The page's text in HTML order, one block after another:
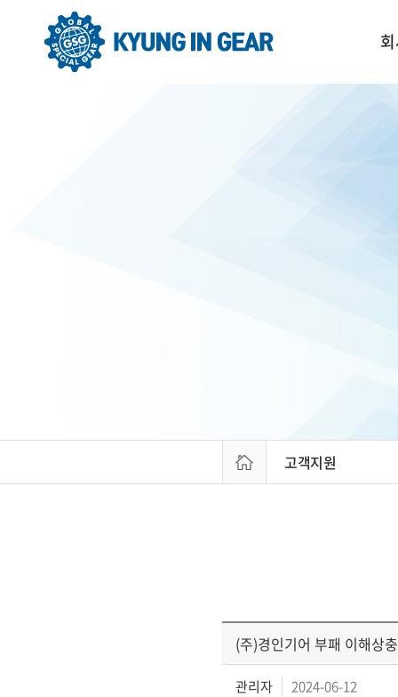
고객지원
(주)경인기어 부패 이해상
관리자 2024-06-12